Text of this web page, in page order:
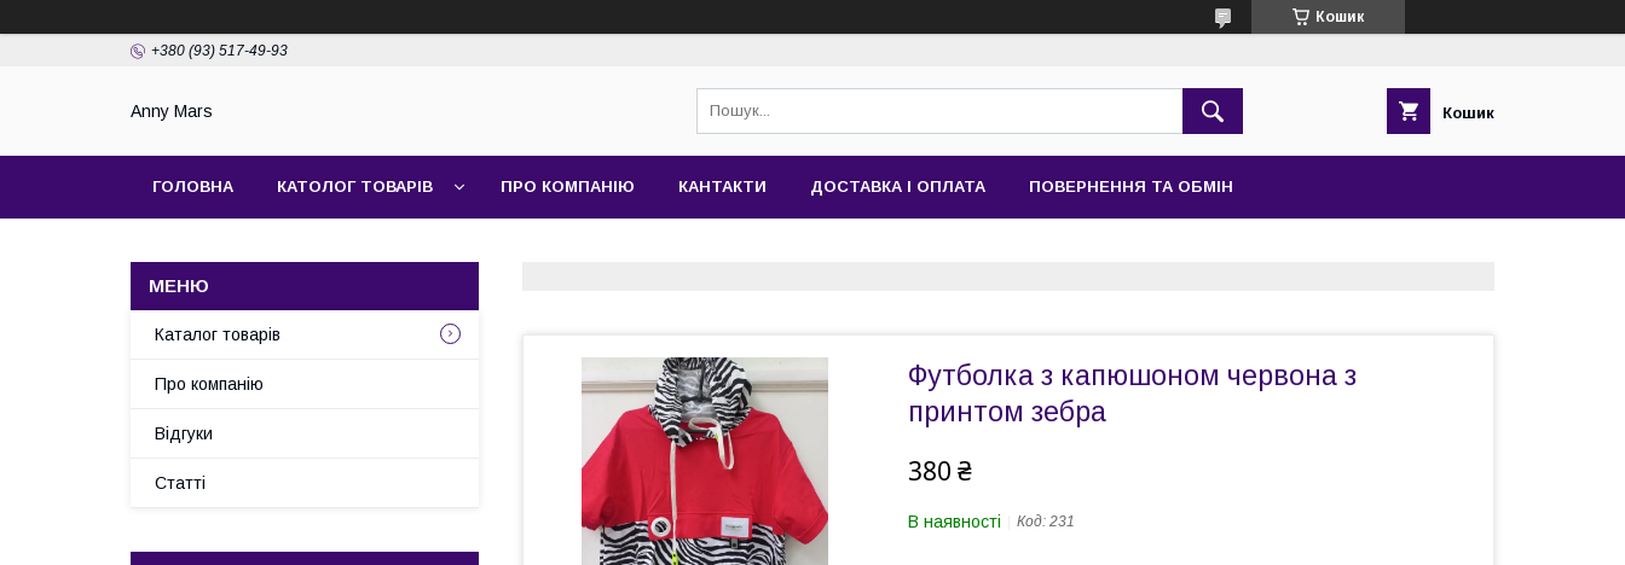
Кошик
+380 (93) 517-49-93
Anny Mars Кошик
ГОЛОВНА КАТОЛОГ ТОВАРІВ ПРО КОМПАНІЮ КАНТАКТИ ДОСТАВКА І ОПЛАТА ПОВЕРНЕННЯ ТА ОБМІН
Футболка з капюшоном червона з
принтом зебра
380 ₴
В наявності Код: 231
Каталог товарів
Про компанію
Відгуки
Статті